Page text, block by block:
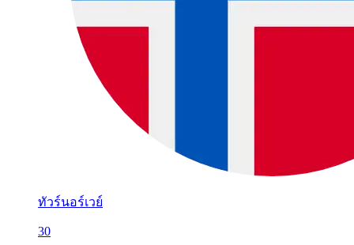
ทัวร์นอร์เวย์
30